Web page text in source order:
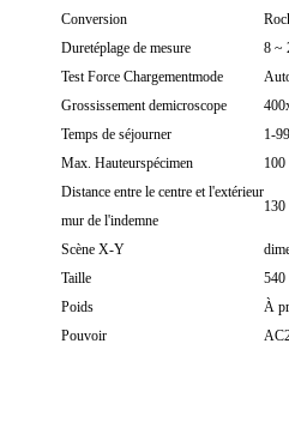
Conversion
Duretéplage de mesure
8 ~
Test Force Chargementmode
Grossissement demicroscope
Temps de séjourner
1-99
Max. Hauteurspécimen
100
Distance entre le centre et l'extérieur
mur de l'indemne
130
Scène X-Y
Taille
540
Poids
À
Pouvoir